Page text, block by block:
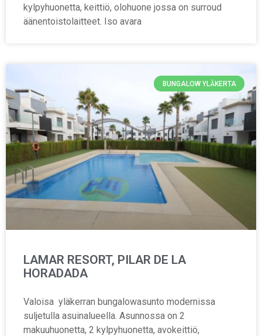
kylpyhuonetta, keittiö, olohuone jossa on surroud
äänentoistolaitteet. Iso avara
BUNGALOW YLÄKERTA
LAMAR RESORT, PILAR DE LA
HORADADA
Valoisa yläkerran bungalowasunto modernissa
suljetulla asuinalueella. Asunnossa on 2
makuuhuonetta, 2 kylpyhuonetta, avokeittiö,